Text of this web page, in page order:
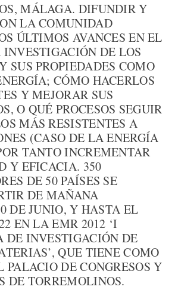
MÁLAGA. DIFUNDIR Y
LA COMUNIDAD
ÚLTIMOS AVANCES EN EL
DE LOS
SUS PROPIEDADES COMO
CÓMO HACERLOS
Y MEJORAR SUS
O QUÉ PROCESOS SEGUIR
MÁS RESISTENTES A
(CASO DE LA ENERGÍA
TANTO INCREMENTAR
Y EFICACIA. 350
DE 50 PAÍSES SE
DE MAÑANA
DE JUNIO, Y HASTA EL
EN LA EMR 2012 ‘I
DE INVESTIGACIÓN DE
QUE TIENE COMO
PALACIO DE CONGRESOS Y
DE TORREMOLINOS.